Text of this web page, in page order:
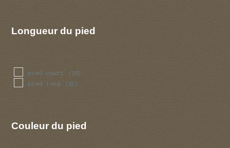
Longueur du pied
pied court (16)
pied long (41)
Couleur du pied